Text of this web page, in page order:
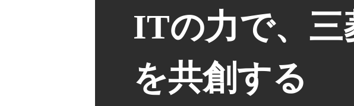
ITの力で、三
を共創する